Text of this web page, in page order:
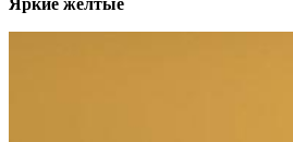
Яркие желтые